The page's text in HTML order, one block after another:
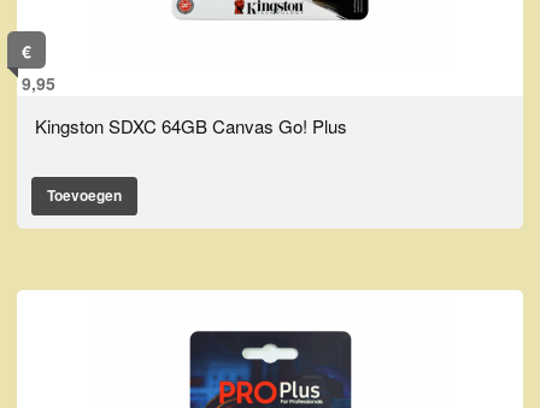
€
9,95
Kingston SDXC 64GB Canvas Go! Plus
Toevoegen